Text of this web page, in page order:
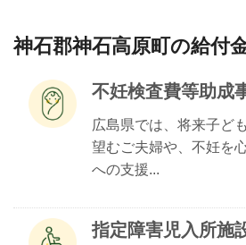
神石郡神石高原町の給付
不妊検査費等助成
広島県では、将来子ど
望むご夫婦や、不妊を
への支援...
指定障害児入所施